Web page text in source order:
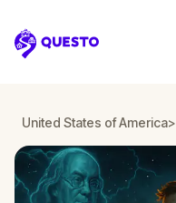
Questo
United States of America>